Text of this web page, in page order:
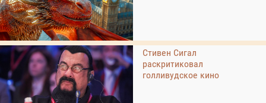
Стивен Сигал
раскритиковал
голливудское кино